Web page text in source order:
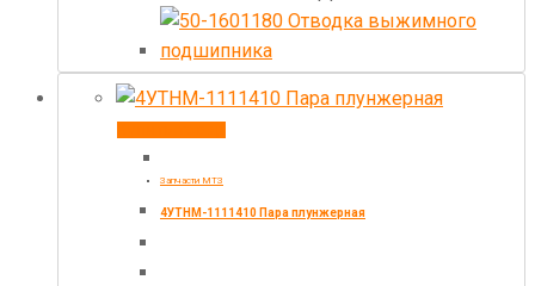
Запчасти МТЗ
4УТНМ-1111410 Пара плунжерная